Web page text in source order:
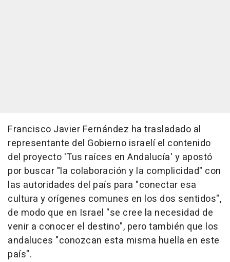
Francisco Javier Fernández ha trasladado al
representante del Gobierno israelí el contenido
del proyecto 'Tus raíces en Andalucía' y apostó
por buscar "la colaboración y la complicidad" con
las autoridades del país para "conectar esa
cultura y orígenes comunes en los dos sentidos",
de modo que en Israel "se cree la necesidad de
venir a conocer el destino", pero también que los
andaluces "conozcan esta misma huella en este
país".